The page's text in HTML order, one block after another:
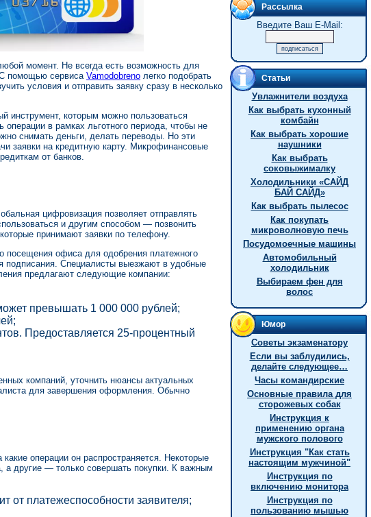
момент. Не всегда есть возможность для
помощью сервиса Vamodobreno легко подобрать
условия и отправить заявку сразу в несколько
инструмент, которым можно пользоваться
в рамках льготного периода, чтобы не
снимать деньги, делать переводы. Но эти
заявки на кредитную карту. Микрофинансовые
от банков.
цифровизация позволяет отправлять
и другим способом — позвонить
принимают заявки по телефону.
посещения офиса для одобрения платежного
подписания. Специалисты выезжают в удобные
предлагают следующие компании:
превышать 1 000 000 рублей;
Предоставляется 25-процентный
компаний, уточнить нюансы актуальных
для завершения оформления. Обычно
операции он распространяется. Некоторые
а другие — только совершать покупки. К важным
от платежеспособности заявителя;
Рассылка
Введите Ваш E-Mail:
Статьи
Увлажнители воздуха
Как выбрать кухонный
комбайн
Как выбрать хорошие
наушники
Как выбрать
соковыжималку
Холодильники «САЙД
БАЙ САЙД»
Как выбрать пылесос
Как покупать
микроволновую печь
Посудомоечные машины
Автомобильный
холодильник
Выбираем фен для
волос
Юмор
Советы экзаменатору
Если вы заблудились,
делайте следующее…
Часы командирские
Основные правила для
сторожевых собак
Инструкция к
применению органа
мужского полового
Инстpукция "Как стать
настоящим мужчиной"
Инструкция по
включению монитора
Инструкция по
пользованию мышью